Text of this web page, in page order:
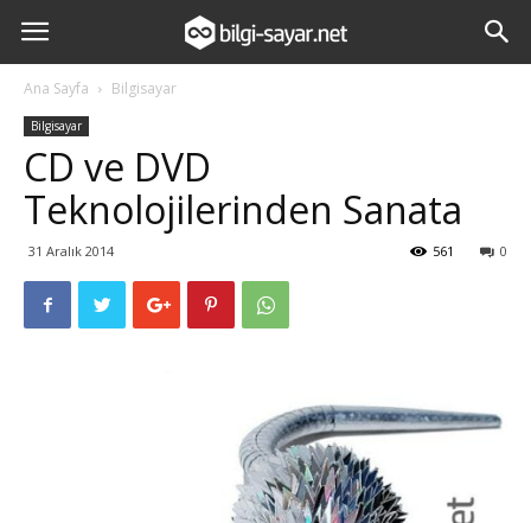
Ana Sayfa Bilgisayar
Bilgisayar
CD ve DVD
Teknolojilerinden Sanata
31 Aralık 2014 0
561